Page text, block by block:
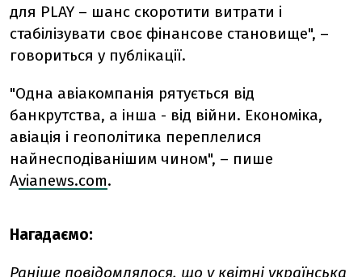
для PLAY – шанс скоротити витрати і
стабілізувати своє фінансове становище", –
говориться у публікації.
"Одна авіакомпанія рятується від
банкрутства, а інша - від війни. Економіка,
авіація і геополітика переплелися
найнесподіванішим чином", – пише
Аvianews.com.
Нагадаємо:
Раніше повідомлялося, що у квітні українська